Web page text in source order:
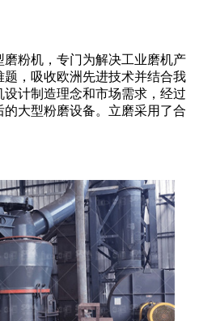
磨粉机，专门为解决工业磨机产
，吸收欧洲先进技术并结合我
计制造理念和市场需求，经过
大型粉磨设备。立磨采用了合